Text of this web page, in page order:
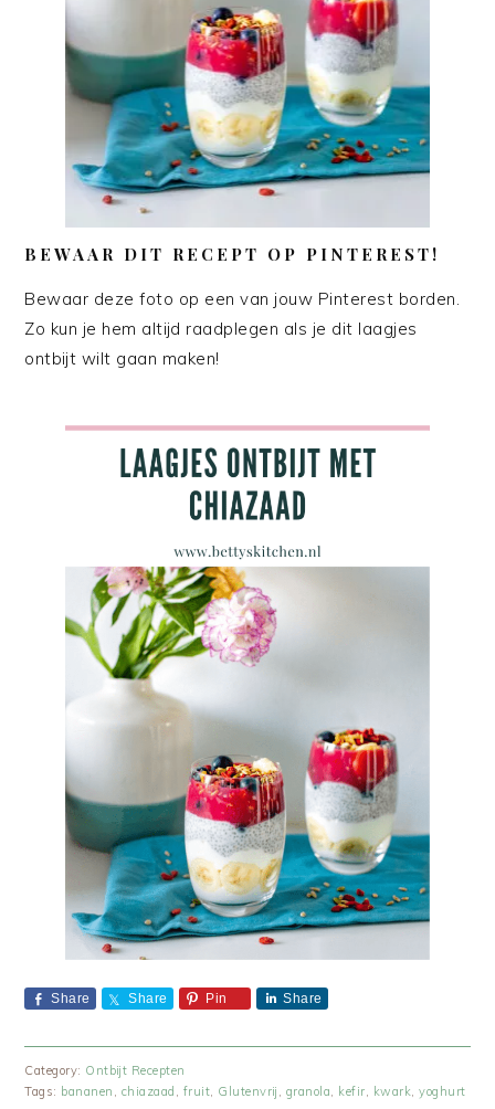
BEWAAR DIT RECEPT OP PINTEREST!
Bewaar deze foto op een van jouw Pinterest borden.
Zo kun je hem altijd raadplegen als je dit laagjes
ontbijt wilt gaan maken!
Share Share Pin Share
Category: Ontbijt Recepten
Tags: bananen , chiazaad , fruit, Glutenvrij , granola, kefir, kwark,yoghurt